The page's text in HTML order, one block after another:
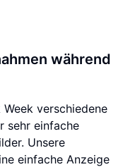
während
verschiedene
sehr einfache
Unsere
einfache Anzeige